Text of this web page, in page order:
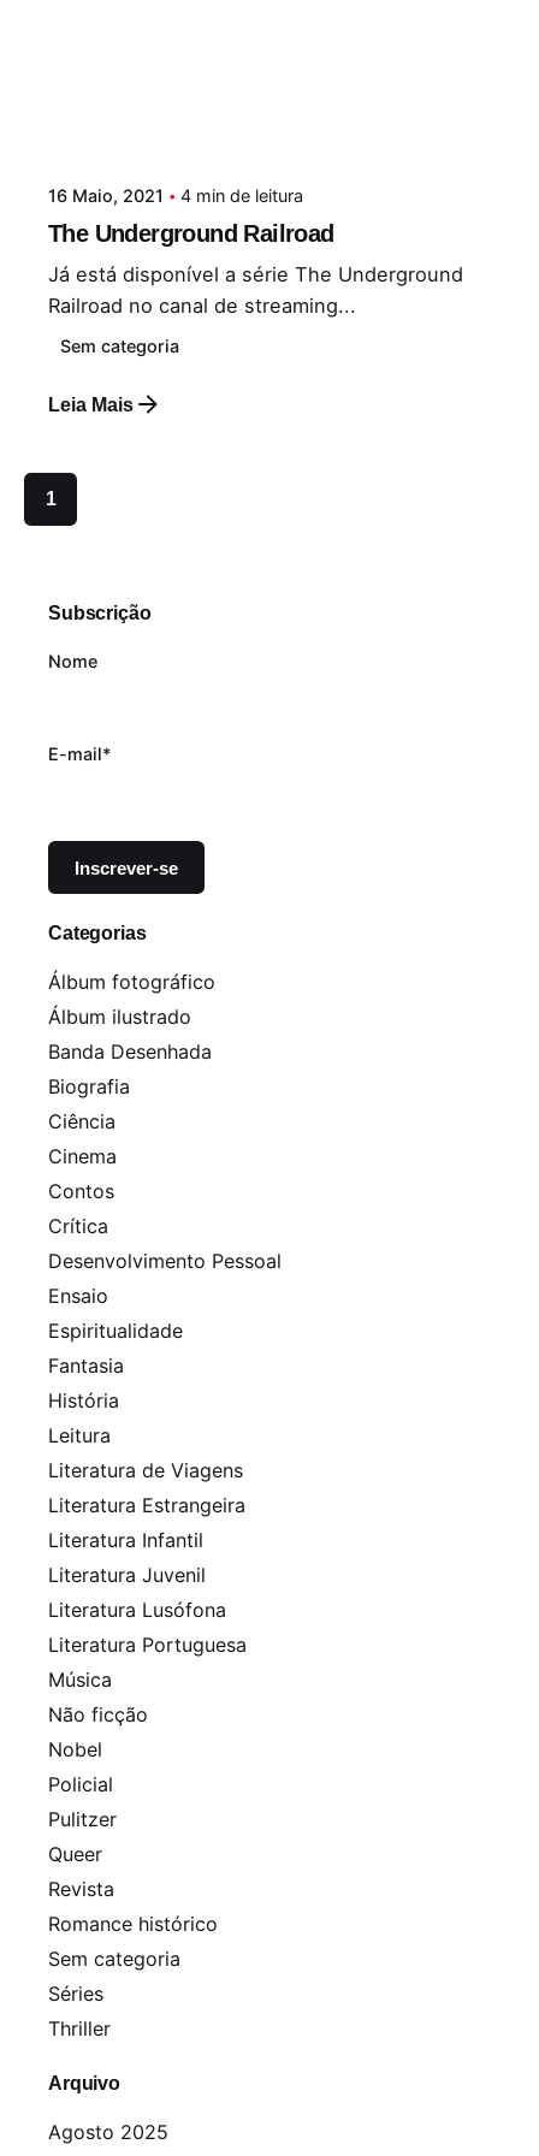
16 Maio, 2021 4 min de leitura
The Underground Railroad
Já está disponível a série The Underground
Railroad no canal de streaming...
Sem categoria
Leia Mais
1
Subscrição
Nome
E-mail*
Categorias
Álbum fotográfico
Álbum ilustrado
Banda Desenhada
Biografia
Ciência
Cinema
Contos
Crítica
Desenvolvimento Pessoal
Ensaio
Espiritualidade
Fantasia
História
Leitura
Literatura de Viagens
Literatura Estrangeira
Literatura Infantil
Literatura Juvenil
Literatura Lusófona
Literatura Portuguesa
Música
Não ficção
Nobel
Policial
Pulitzer
Queer
Revista
Romance histórico
Sem categoria
Séries
Thriller
Arquivo
Agosto 2025